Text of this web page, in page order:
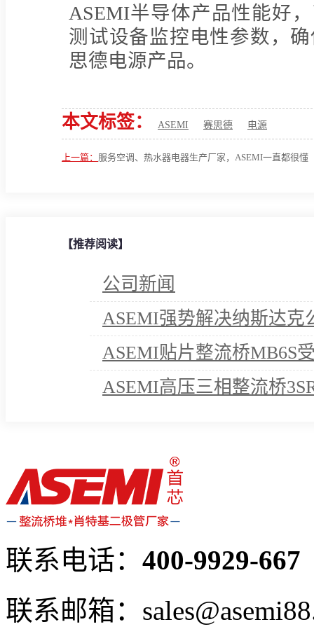
ASEMI半导体产品性能好
测试设备监控电性参数，
思德电源产品。
本文标签： ASEMI 赛思德 电源
上一篇： 服务空调、热水器电器生产厂家，ASEMI一直都很懂
【推荐阅读】
公司新闻
ASEMI强势解决纳斯达克
ASEMI贴片整流桥MB6S
ASEMI高压三相整流桥
联系电话： 400-9929-667
联系邮箱：